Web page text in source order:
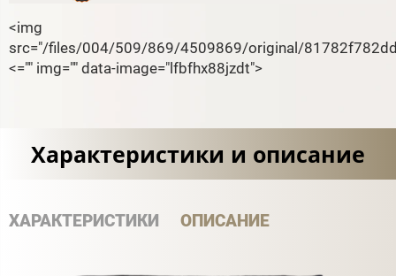
<img
src="/files/004/509/869/4509869/original/
<="" img="" data-image="lfbfhx88jzdt">
Характеристики и описание
ХАРАКТЕРИСТИКИ ОПИСАНИЕ